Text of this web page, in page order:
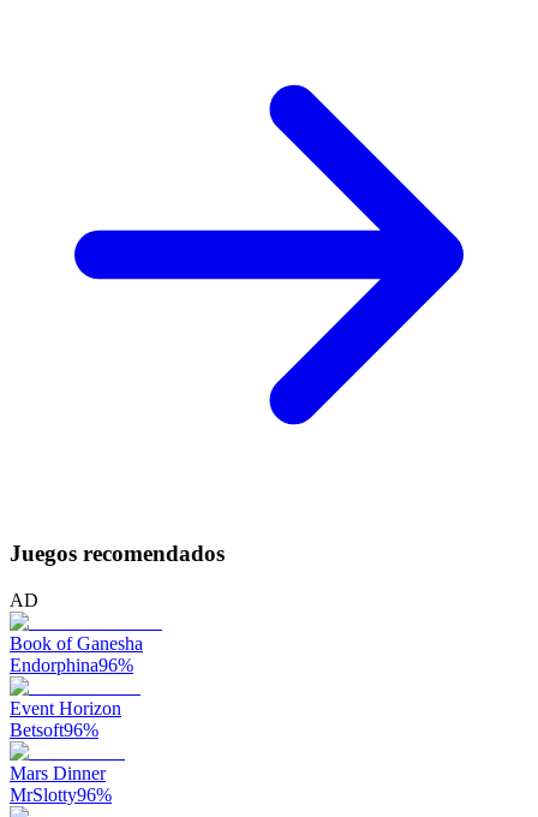
Juegos recomendados
AD
Book of Ganesha
Endorphina96%
Event Horizon
Betsoft96%
Mars Dinner
MrSlotty96%